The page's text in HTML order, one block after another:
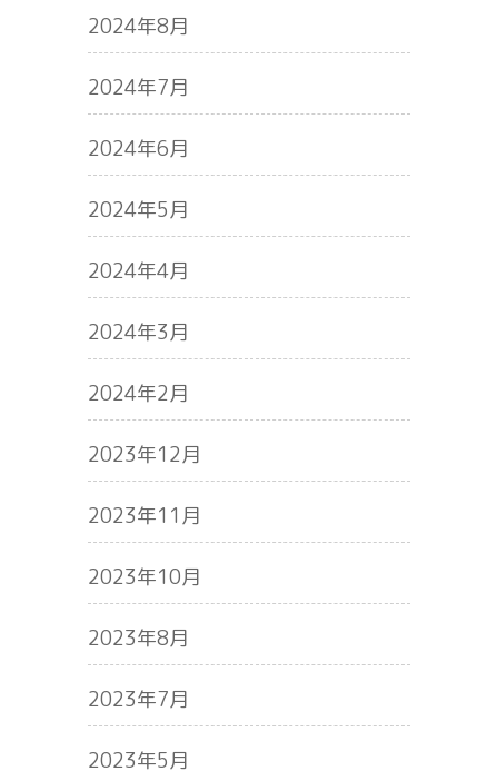
2024年8月
2024年7月
2024年6月
2024年5月
2024年4月
2024年3月
2024年2月
2023年12月
2023年11月
2023年10月
2023年8月
2023年7月
2023年5月